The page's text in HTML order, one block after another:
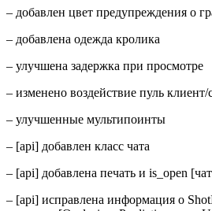
– добавлен цвет предупреждения о
– добавлена ​​одежда кролика
– улучшена задержка при просмотре
– изменено воздействие пуль клиент/
– улучшенные мультипоинты
– [api] добавлен класс чата
– [api] добавлена ​​печать и is_open
– [api] исправлена ​​информация о